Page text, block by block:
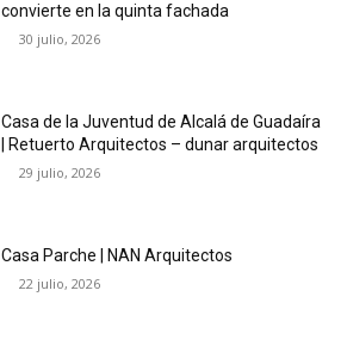
convierte en la quinta fachada
30 julio, 2026
Casa de la Juventud de Alcalá de Guadaíra
| Retuerto Arquitectos – dunar arquitectos
29 julio, 2026
Casa Parche | NAN Arquitectos
22 julio, 2026